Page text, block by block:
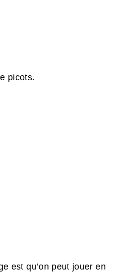
picots.
est qu’on peut jouer en